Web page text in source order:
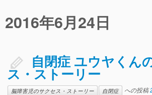
自閉症 ユウヤくん
ス・ストーリー
脳障害児のサクセス・ストーリー 自閉症 への投稿